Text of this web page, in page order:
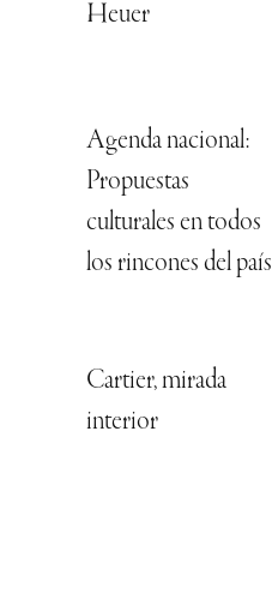
Heuer
Agenda nacional:
Propuestas
culturales en todos
los rincones del país
Cartier, mirada
interior